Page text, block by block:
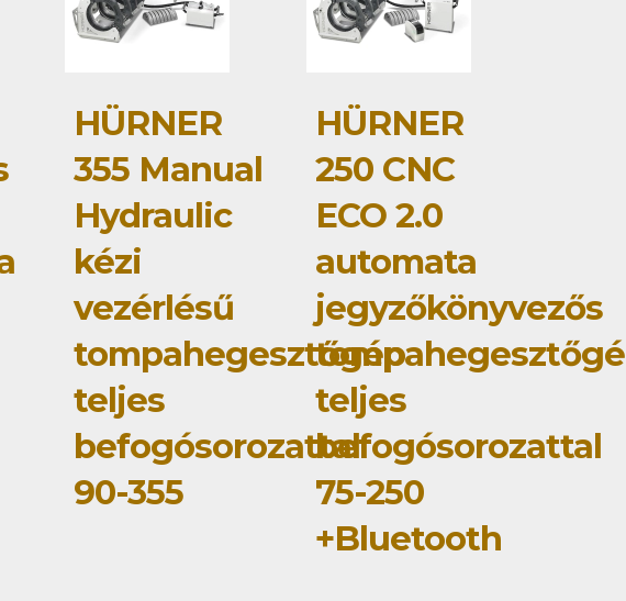
HÜRNER
355 Manual
Hydraulic
kézi
vezérlésű
tompahegesztőgép
teljes
befogósorozattal
90-355
HÜRNER
250 CNC
ECO 2.0
automata
jegyzőkönyvezős
teljes
befogósorozattal
75-250
+Bluetooth